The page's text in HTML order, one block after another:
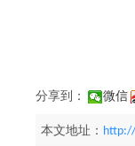
分享到： 微信
本文地址：